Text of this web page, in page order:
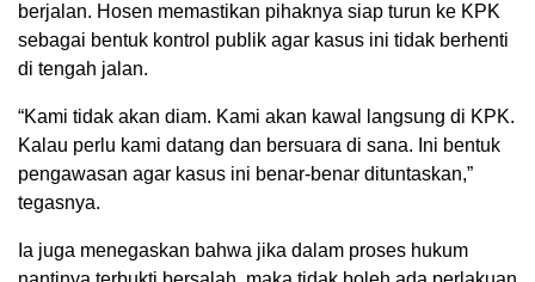
berjalan. Hosen memastikan pihaknya siap turun ke KPK
sebagai bentuk kontrol publik agar kasus ini tidak berhenti
di tengah jalan.
“Kami tidak akan diam. Kami akan kawal langsung di KPK.
Kalau perlu kami datang dan bersuara di sana. Ini bentuk
pengawasan agar kasus ini benar-benar dituntaskan,”
tegasnya.
Ia juga menegaskan bahwa jika dalam proses hukum